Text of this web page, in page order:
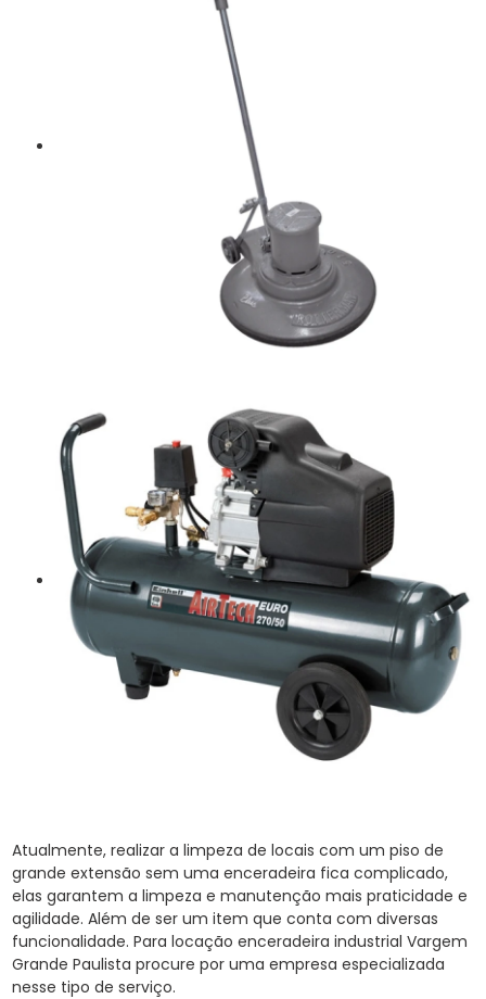
Atualmente, realizar a limpeza de locais com um piso de
grande extensão sem uma enceradeira fica complicado,
elas garantem a limpeza e manutenção mais praticidade e
agilidade. Além de ser um item que conta com diversas
funcionalidade. Para locação enceradeira industrial Vargem
Grande Paulista procure por uma empresa especializada
nesse tipo de serviço.